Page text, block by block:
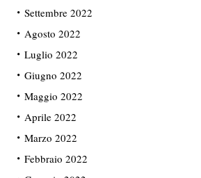
Settembre 2022
Agosto 2022
Luglio 2022
Giugno 2022
Maggio 2022
Aprile 2022
Marzo 2022
Febbraio 2022